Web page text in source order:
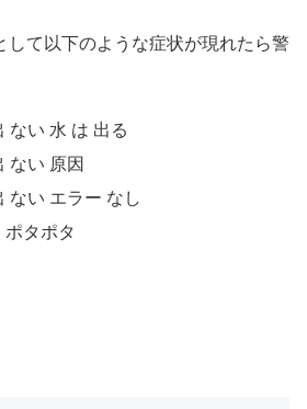
して以下のような症状が現れたら警
ない 水 は 出る
ない 原因
ない エラー なし
タポタ